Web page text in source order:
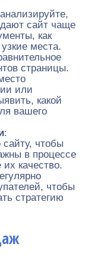
сайт чаще
как
места.
страницы.
или
какой
вашего
:
сайту, чтобы
в процессе
качество.
чтобы
стратегию